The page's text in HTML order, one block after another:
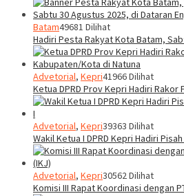
Batam49681 Dilihat
Hadiri Pesta Rakyat Kota Batam,
Advetorial, Kepri41966 Dilihat
Ketua DPRD Prov Kepri Hadiri Rakor
Advetorial, Kepri39363 Dilihat
Wakil Ketua I DPRD Kepri Hadiri
Advetorial, Kepri30562 Dilihat
Komisi III Rapat Koordinasi dengan